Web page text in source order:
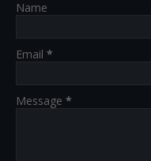
Name
Email *
Message *